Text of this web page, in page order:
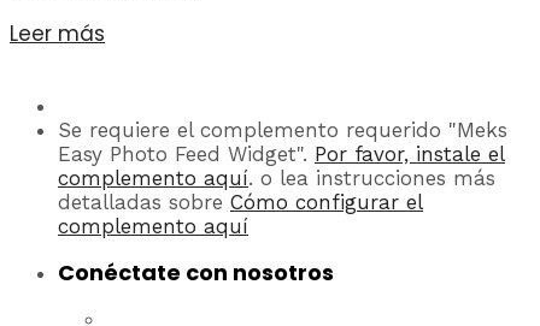
Leer más
Se requiere el complemento requerido "Meks
Easy Photo Feed Widget". Por favor, instale el
complemento aquí. o lea instrucciones más
detalladas sobre Cómo configurar el
complemento aquí
Conéctate con nosotros